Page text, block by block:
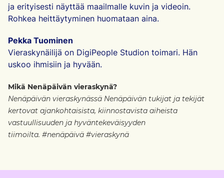
ja erityisesti näyttää maailmalle kuvin ja videoin.
Rohkea heittäytyminen huomataan aina.
Pekka Tuominen
Vieraskynäilijä on DigiPeople Studion toimari. Hän
uskoo ihmisiin ja hyvään.
Mikä Nenäpäivän vieraskynä?
Nenäpäivän vieraskynässä Nenäpäivän tukijat ja tekijät
kertovat ajankohtaisista, kiinnostavista aiheista
vastuullisuuden ja hyväntekeväisyyden
tiimoilta. #nenäpäivä #vieraskynä